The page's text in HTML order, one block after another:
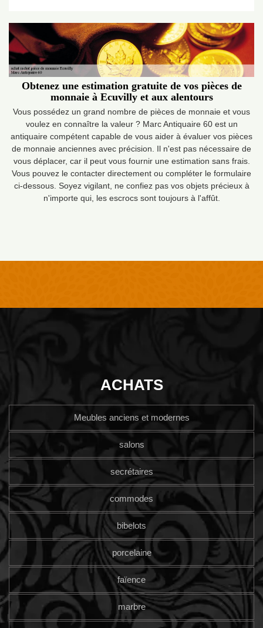
Obtenez une estimation gratuite de vos pièces de
monnaie à Ecuvilly et aux alentours
Vous possédez un grand nombre de pièces de monnaie et vous
voulez en connaître la valeur ? Marc Antiquaire 60 est un
antiquaire compétent capable de vous aider à évaluer vos pièces
de monnaie anciennes avec précision. Il n'est pas nécessaire de
vous déplacer, car il peut vous fournir une estimation sans frais.
Vous pouvez le contacter directement ou compléter le formulaire
ci-dessous. Soyez vigilant, ne confiez pas vos objets précieux à
n'importe qui, les escrocs sont toujours à l'affût.
ACHATS
Meubles anciens et modernes
salons
secrétaires
commodes
bibelots
porcelaine
faïence
marbre